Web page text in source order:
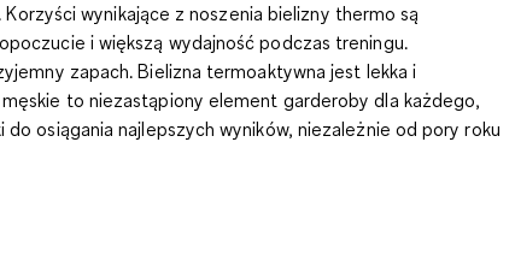
wynikające z noszenia bielizny thermo są
i większą wydajność podczas treningu.
zapach. Bielizna termoaktywna jest lekka i
to niezastąpiony element garderoby dla każdego,
osiągania najlepszych wyników, niezależnie od pory roku